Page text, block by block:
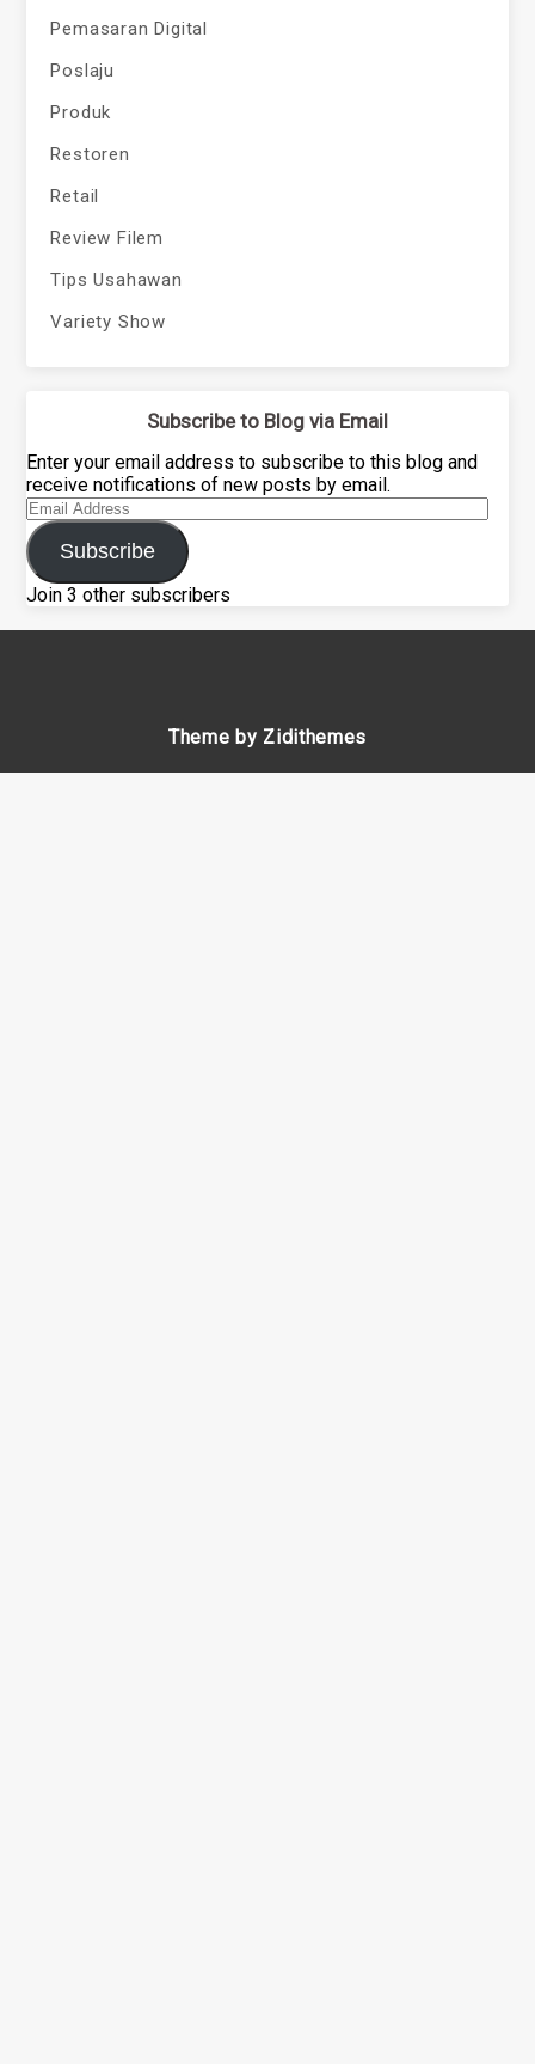
Pemasaran Digital
Poslaju
Produk
Restoren
Retail
Review Filem
Tips Usahawan
Variety Show
Subscribe to Blog via Email
Enter your email address to subscribe to this blog and
receive notifications of new posts by email.
Email
Address
Subscribe
Join 3 other subscribers
Theme by Zidithemes